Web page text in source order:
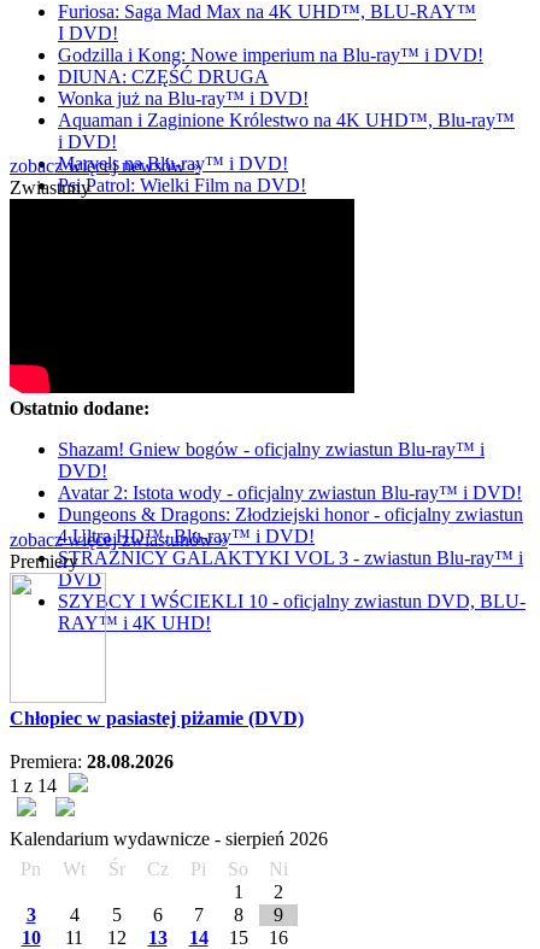
Furiosa: Saga Mad Max na 4K UHD™, BLU-RAY™
I DVD!
Godzilla i Kong: Nowe imperium na Blu-ray™ i DVD!
DIUNA: CZĘŚĆ DRUGA
Wonka już na Blu-ray™ i DVD!
Aquaman i Zaginione Królestwo na 4K UHD™, Blu-ray™
i DVD!
Marvels na Blu-ray™ i DVD!
Psi Patrol: Wielki Film na DVD!
zobacz więcej newsów »
Zwiastuny
Ostatnio dodane:
Shazam! Gniew bogów - oficjalny zwiastun Blu-ray™ i
DVD!
Avatar 2: Istota wody - oficjalny zwiastun Blu-ray™ i DVD!
Dungeons & Dragons: Złodziejski honor - oficjalny zwiastun
4 Ultra HD™, Blu-ray™ i DVD!
STRAŻNICY GALAKTYKI VOL 3 - zwiastun Blu-ray™ i
DVD
SZYBCY I WŚCIEKLI 10 - oficjalny zwiastun DVD, BLU-
RAY™ i 4K UHD!
zobacz więcej zwiastunów »
Premiery
Chłopiec w pasiastej piżamie (DVD)
Premiera: 28.08.2026
1 z 14
Kalendarium wydawnicze - sierpień 2026
Pn
Wt Śr Cz Pi So
Ni
1
2
3
4 5 6 7 8
9
10
11 12 13 14 15
16